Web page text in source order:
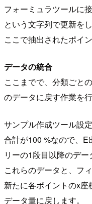
フォーミュラツールに接
という文字列で更新をし
ここで抽出されたポイ
データの統合
ここまでで、分類ごと
のデータに戻す作業を行
サンプル作成ツール設
合計が100 %なので、
リーの1段目以降のデー
これらのデータと、フ
新たに各ポイントのx
データ量に戻します。